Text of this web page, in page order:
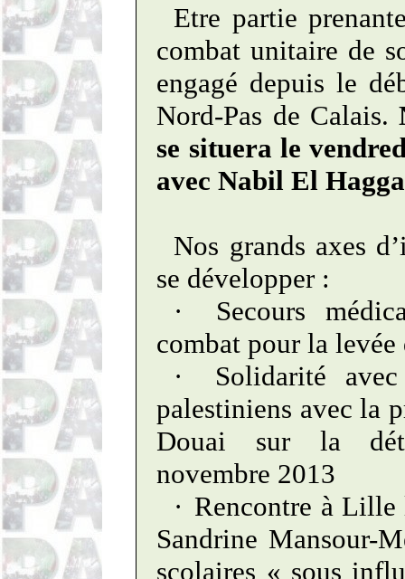
Etre partie
combat unitaire de
engagé depuis le
Nord-Pas de Calais.
se situera le
avec Nabil El
Nos grands axes
se développer :
·
Secours
combat pour la
·
Solidarité
palestiniens avec la
Douai sur la
novembre 2013
· Rencontre à Lille
Sandrine Mansour-
scolaires « sous